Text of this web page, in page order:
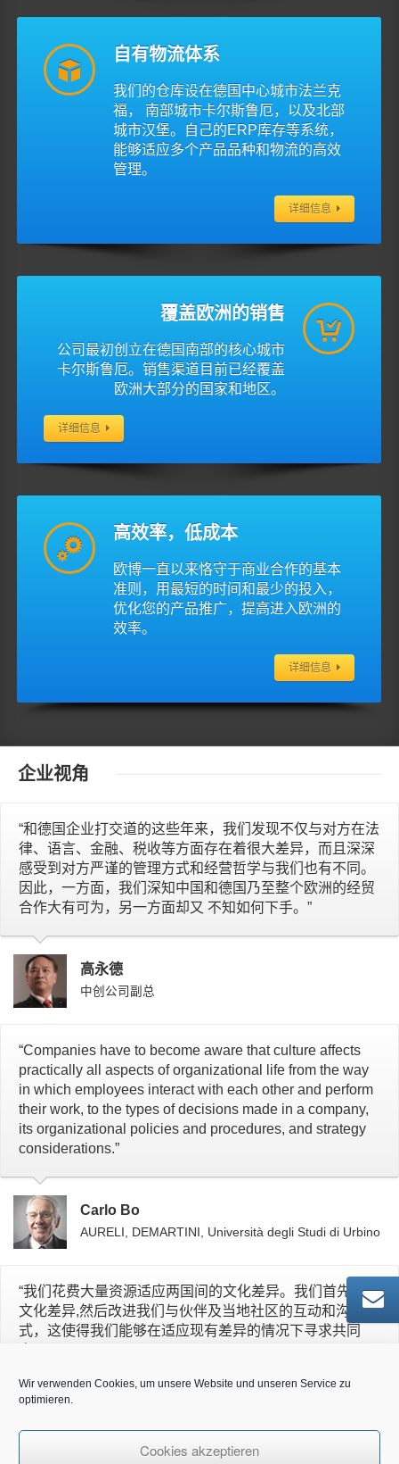
Wir verwenden Cookies, um unsere Website und unseren Service zu
optimieren.
Cookies akzeptieren
自有物流体系
我们的仓库设在德国中心城市法兰克
福， 南部城市卡尔斯鲁厄，以及北部
城市汉堡。自己的ERP库存等系统，
能够适应多个产品品种和物流的高效
管理。
详细信息
覆盖欧洲的销售
公司最初创立在德国南部的核心城市
卡尔斯鲁厄。销售渠道目前已经覆盖
欧洲大部分的国家和地区。
详细信息
高效率，低成本
欧博一直以来恪守于商业合作的基本
准则，用最短的时间和最少的投入，
优化您的产品推广，提高进入欧洲的
效率。
详细信息
企业视角
“和德国企业打交道的这些年来，我们发现不仅与对方在法
律、语言、金融、税收等方面存在着很大差异，而且深深
感受到对方严谨的管理方式和经营哲学与我们也有不同。
因此，一方面，我们深知中国和德国乃至整个欧洲的经贸
合作大有可为，另一方面却又 不知如何下手。”
高永德
中创公司副总
“Companies have to become aware that culture affects
practically all aspects of organizational life from the way
in which employees interact with each other and perform
their work, to the types of decisions made in a company,
its organizational policies and procedures, and strategy
considerations.”
Carlo Bo
AURELI, DEMARTINI, Università degli Studi di Urbino
“我们花费大量资源适应两国间的文化差异。我们首先接受
文化差异,然后改进我们与伙伴及当地社区的互动和沟通方
式，这使得我们能够在适应现有差异的情况下寻求共同
中海油 副总裁